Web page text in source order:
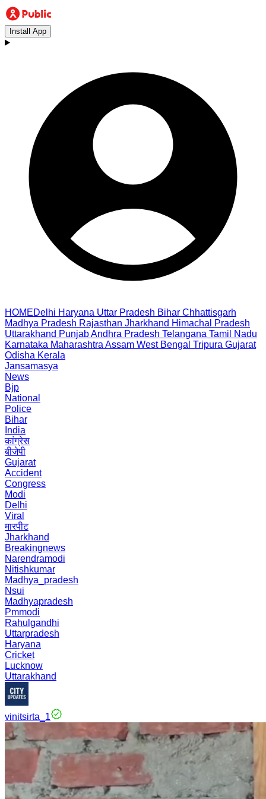
Install App
HOMEDelhi Haryana Uttar Pradesh Bihar Chhattisgarh
Madhya Pradesh Rajasthan Jharkhand Himachal Pradesh
Uttarakhand PunjabAndhra Pradesh Telangana Tamil Nadu
Karnataka Maharashtra Assam West Bengal Tripura Gujarat
Odisha Kerala
Jansamasya
News
Bjp
National
Police
Bihar
India
कांग्रेस
बीजेपी
Gujarat
Accident
Congress
Modi
Delhi
Viral
मारपीट
Jharkhand
Breakingnews
Narendramodi
Nitishkumar
Madhya_pradesh
Nsui
Madhyapradesh
Pmmodi
Rahulgandhi
Uttarpradesh
Haryana
Cricket
Lucknow
Uttarakhand
vinitsirta_1